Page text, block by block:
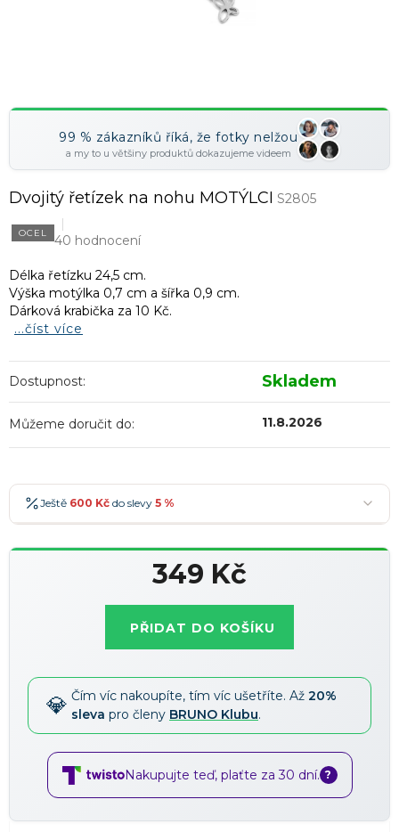
99 % zákazníků říká, že fotky nelžou
a my to u většiny produktů dokazujeme videem
Dvojitý řetízek na nohu MOTÝLCI S2805
OCEL 40 hodnocení
Délka řetízku 24,5 cm.
Výška motýlka 0,7 cm a šířka 0,9 cm.
Dárková krabička za 10 Kč.
...číst více
Dostupnost: Skladem
Můžeme doručit do: 11.8.2026
Ještě 600 Kč do slevy 5 %
349 Kč
PŘIDAT DO KOŠÍKU
Čím víc nakoupíte, tím víc ušetříte. Až 20%
sleva pro členy BRUNO Klubu.
Nakupujte teď, plaťte za 30 dní. ?